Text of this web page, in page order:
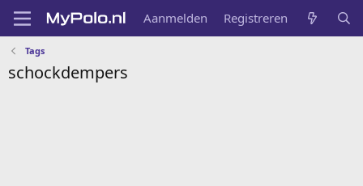
Aanmelden Registreren
Tags
schockdempers